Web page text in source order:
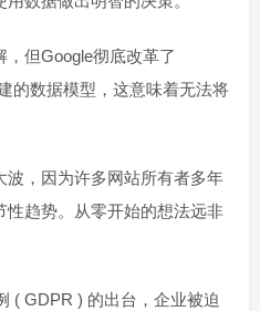
但Google彻底改革了
的数据模型，这意味着无法将
，因为许多网站所有者多年
趋势。从零开始的想法远非
( GDPR ) 的出台，企业被迫